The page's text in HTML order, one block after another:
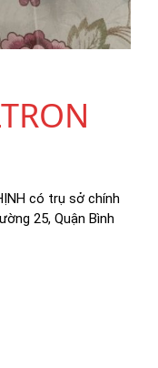
có trụ sở chính
25, Quận Bình